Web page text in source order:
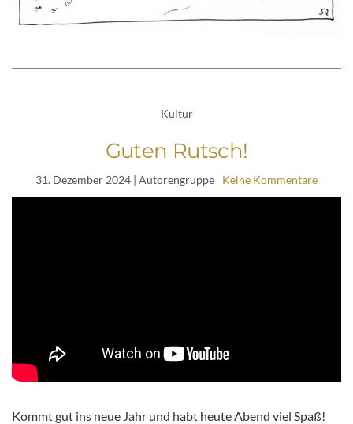
Kultur
Guten Rutsch!
31. Dezember 2024 | Autorengruppe Keine Kommentare
Kommt gut ins neue Jahr und habt heute Abend viel Spaß!